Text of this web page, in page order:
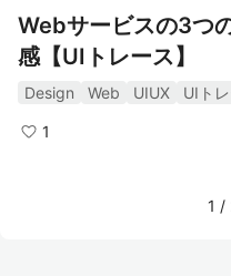
Webサービスの3つ
感【UIトレース】
Design Web UIUX UIト
1
1 /